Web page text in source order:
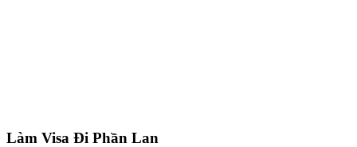
Làm Visa Đi Phần Lan